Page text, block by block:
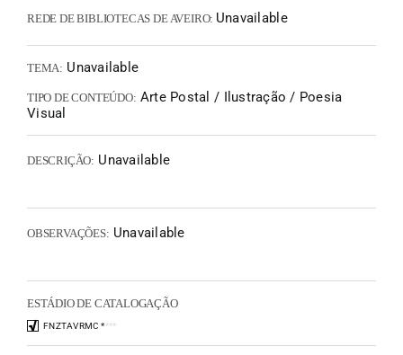
REDE DE BIBLIOTECAS DE AVEIRO: Unavailable
TEMA: Unavailable
TIPO DE CONTEÚDO: Arte Postal / Ilustração / Poesia
Visual
DESCRIÇÃO: Unavailable
OBSERVAÇÕES: Unavailable
ESTÁDIO DE CATALOGAÇÃO
FNZTAVRMC ****